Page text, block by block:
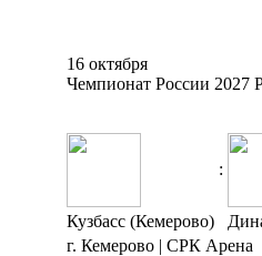
16 октября
Чемпионат России 2027
:
Кузбасс (Кемерово)
г. Кемерово | СРК Арена